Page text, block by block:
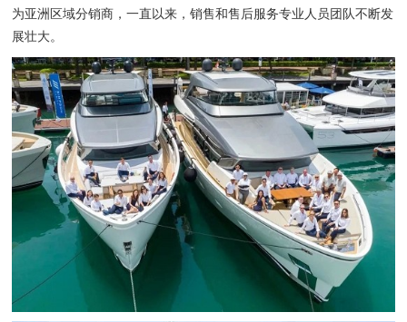
为亚洲区域分销商，一直以来，销售和售后服务专业人员团队不断发
展壮大。